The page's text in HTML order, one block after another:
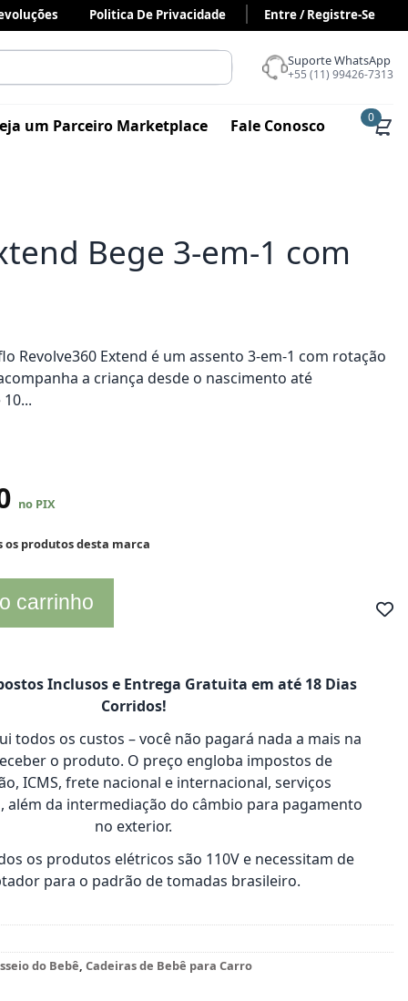
Politica De Privacidade Entre / Registre-Se
Suporte WhatsApp
+55 (11) 99426-7313
um Parceiro Marketplace Fale Conosco 0
Bege 3-em-1 com
Revolve360 Extend é um assento 3-em-1 com rotação
a criança desde o nascimento até
no PIX
os produtos desta marca
carrinho
Inclusos e Entrega Gratuita em até 18 Dias
Corridos!
todos os custos – você não pagará nada a mais na
o produto. O preço engloba impostos de
ICMS, frete nacional e internacional, serviços
além da intermediação do câmbio para pagamento
no exterior.
os produtos elétricos são 110V e necessitam de
para o padrão de tomadas brasileiro.
do Bebê,Cadeiras de Bebê para Carro